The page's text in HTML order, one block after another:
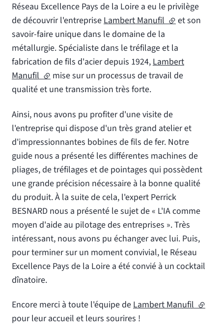
Réseau Excellence Pays de la Loire a eu le privilège
de découvrir l'entrepriseLambert Manufil(lien externe)
et son
savoir-faire unique dans le domaine de la
métallurgie. Spécialiste dans le tréfilage et la
fabrication de fils d'acier depuis 1924,Lambert
Manufil(lien externe)
mise sur un processus de travail de
qualité et une transmission très forte.
Ainsi, nous avons pu profiter d'une visite de
l'entreprise qui dispose d'un très grand atelier et
d'impressionnantes bobines de fils de fer. Notre
guide nous a présenté les différentes machines de
pliages, de tréfilages et de pointages qui possèdent
une grande précision nécessaire à la bonne qualité
du produit. À la suite de cela, l'expert Perrick
BESNARD nous a présenté le sujet de « L'IA comme
moyen d'aide au pilotage des entreprises ». Très
intéressant, nous avons pu échanger avec lui. Puis,
pour terminer sur un moment convivial, le Réseau
Excellence Pays de la Loire a été convié à un cocktail
dînatoire.
Encore merci à toute l'équipe deLambert Manufil(lien
pour leur accueil et leurs sourires !